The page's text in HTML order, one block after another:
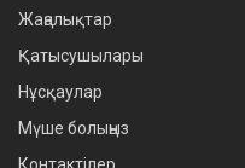
Жаңалықтар
Қатысушылары
Нұсқаулар
Мүше болыңыз
Контактілер